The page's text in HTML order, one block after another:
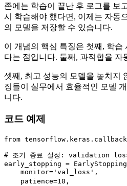
존에는 학습이 끝난 후 로그를 보
시 학습해야 했다면, 이제는 자동
의 모델을 저장할 수 있습니다.
이 개념의 핵심 특징은 첫째, 학습
다는 점입니다. 둘째, 과적합을 자
셋째, 최고 성능의 모델을 놓치지
징들이 실무에서 효율적인 모델
니다.
코드 예제
from
# 조기 종료 설정: validation loss
early_stopping =
    monitor=
'val_loss'
    patience=
10